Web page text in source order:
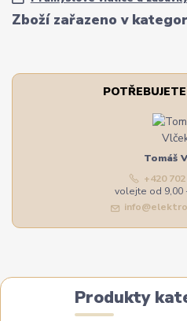
Zboží zařazeno v
Tomáš
+420
volejte od 9,00
Produkty